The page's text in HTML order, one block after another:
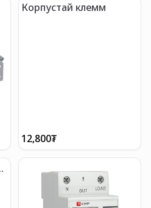
Корпустай клемм
12,800₮